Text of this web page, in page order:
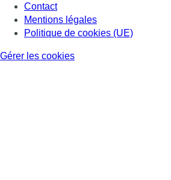
Contact
Mentions légales
Politique de cookies (UE)
Gérer les cookies